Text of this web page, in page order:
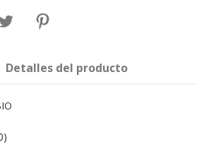
Detalles del producto